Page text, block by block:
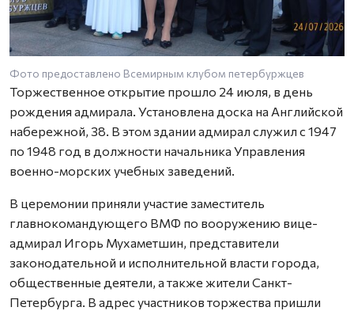
Фото предоставлено Всемирным клубом петербуржцев
Торжественное открытие прошло 24 июля, в день
рождения адмирала. Установлена доска на Английской
набережной, 38. В этом здании адмирал служил с 1947
по 1948 год в должности начальника Управления
военно-морских учебных заведений.
В церемонии приняли участие заместитель
главнокомандующего ВМФ по вооружению вице-
адмирал Игорь Мухаметшин, представители
законодательной и исполнительной власти города,
общественные деятели, а также жители Санкт-
Петербурга. В адрес участников торжества пришли